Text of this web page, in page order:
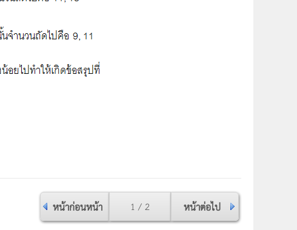
หน้าก่อนหน้า 1 / 2 หน้าต่อไป